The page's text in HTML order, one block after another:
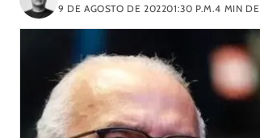
9 DE AGOSTO DE 202201:30 P.M.4 MIN